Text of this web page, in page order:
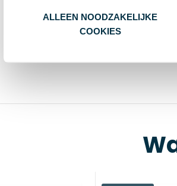
ALLEEN NOODZAKELIJKE
COOKIES